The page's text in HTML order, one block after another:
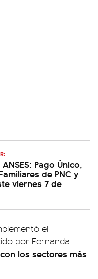
Pago Único,
de PNC y
viernes 7 de
el
por Fernanda
los sectores más